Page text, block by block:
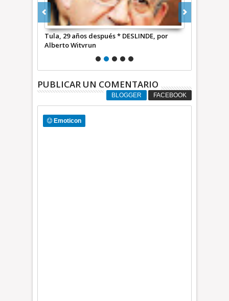
Tula, 29 años después * DESLINDE, por
Alberto Witvrun
PUBLICAR UN COMENTARIO
BLOGGER FACEBOOK
Emoticon